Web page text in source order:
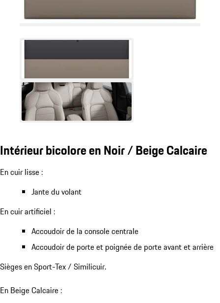
Intérieur bicolore en Noir / Beige Calcaire
En cuir lisse :
Jante du volant
En cuir artificiel :
Accoudoir de la console centrale
Accoudoir de porte et poignée de porte avant et arrière
Sièges en Sport-Tex / Similicuir.
En Beige Calcaire :